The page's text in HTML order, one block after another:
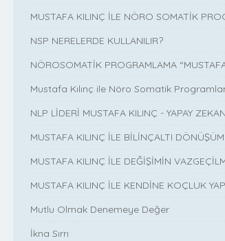
MUSTAFA KILINÇ İLE NÖRO SOMATİK
NSP NERELERDE KULLANILIR?
NÖROSOMATİK PROGRAMLAMA
Mustafa Kılınç ile Nöro Somatik
NLP LİDERİ MUSTAFA KILINÇ - YAPAY
MUSTAFA KILINÇ İLE BİLİNÇALTI
MUSTAFA KILINÇ İLE DEĞİŞİMİN
MUSTAFA KILINÇ İLE KENDİNE KOÇLUK YAP
Mutlu Olmak Denemeye Değer
İkna Sırrı